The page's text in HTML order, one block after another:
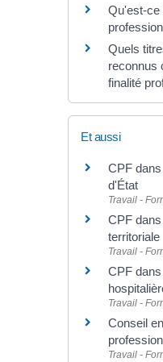
Qu'est-ce
Quels
reconnus
finalité
Et aussi
CPF
d'État
Travail -
CPF
territoriale
Travail -
CPF
Travail -
Conseil
Travail -